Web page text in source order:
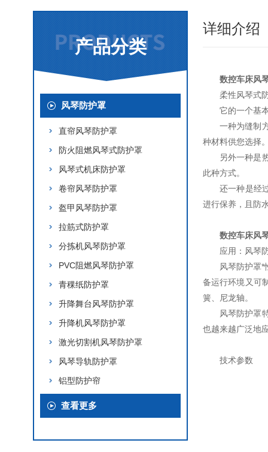
产品分类
风琴防护罩
直帘风琴防护罩
防火阻燃风琴式防护罩
风琴式机床防护罩
卷帘风琴防护罩
盔甲风琴防护罩
拉筋式防护罩
分拣机风琴防护罩
PVC阻燃风琴防护罩
青稞纸防护罩
升降舞台风琴防护罩
升降机风琴防护罩
激光切割机风琴防护罩
风琴导轨防护罩
铝型防护帘
查看更多
详细介绍
数控车床风
柔性风琴式
它的一个基
一种为缝制
种材料供您选择
另外一种是
此种方式。
还一种是经
进行保养，且防
数控车床风
应用：风琴
风琴防护罩
备运行环境又可
簧、尼龙轴。
风琴防护罩
也越来越广泛地
技术参数